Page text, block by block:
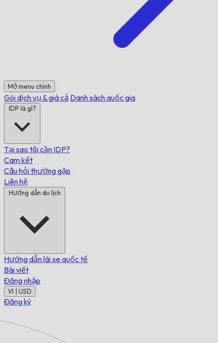
Mở menu chính
Gói dịch vụ & giá cả Danh sách quốc gia
IDP là gì?
Tại sao tôi cần IDP?
Cam kết
Câu hỏi thường gặp
Liên hệ
Hướng dẫn du lịch
Hướng dẫn lái xe quốc tế
Bài viết
Đăng nhập
VI | USD
Đăng ký